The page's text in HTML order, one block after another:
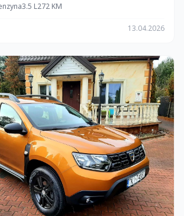
3.5 L272 KM
13.04.2026